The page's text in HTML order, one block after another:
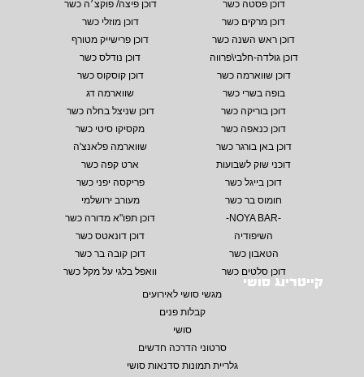
דוכן פסטה כשר
דוכן פיצה/ פוקצ׳ה כשר
דוכן מרקים כשר
דוכן מוזלי כשר
דוכן ראש השנה כשר
דוכן פרישייק מטורף
דוכן גולדה-חלבי\פרווה
דוכן נודלס כשר
דוכן שווארמה כשר
דוכן קוסקוס כשר
בופה בשרי כשר
שווארמה דג
דוכן בוריקה כשר
דוכן שניצל בחלה כשר
דוכן כנאפה כשר
מקסיקו סיטי כשר
דוכן באן בורגר כשר
שווארמה פלאנצ'ה
דוכני שוק לשבועות
ארט קפה כשר
דוכן בייגל כשר
פריקסה יפני כשר
חומוס בר כשר
מעורב ירושלמי
-NOYA BAR-
דוכן תפו"א מדורה כשר
השיפודיה
דוכן דונאטס כשר
הטאבון כשר
דוכן קובה בר כשר
דוכן סלטים כשר
וואפל בלגי על מקל כשר
קייטרינג סושי
מגשי סושי לאירועים
קבלות פנים
סושי
סרטוני הדרכה חדשים
גלריית תמונות סדנאות סושי